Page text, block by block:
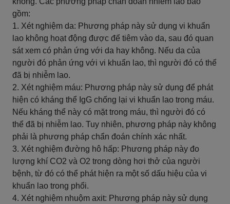
gồm:
1. Xét nghiệm da: Phương pháp này sử dụng vi khuẩn
lao không hoạt động được để tiêm vào da, sau đó quan
sát xem có phản ứng với da hay không. Nếu da của
người đó phản ứng với vi khuẩn lao, thì người đó có thể
đã bị nhiễm lao.
2. Xét nghiệm máu: Phương pháp này sử dụng để phát
hiện có kháng thể IgG chống lại vi khuẩn lao trong máu.
Nếu kháng thể này có mặt trong máu, thì người đó có
thể đã bị nhiễm lao. Tuy nhiên, phương pháp này không
phải là phương pháp chẩn đoán chính xác nhất.
3. Xét nghiệm đường hô hấp: Phương pháp này đo
lượng khí CO2 và O2 trong dòng hơi thở của người
bệnh, từ đó có thể phát hiện ra một số dấu hiệu của vi
khuẩn lao trong phổi.
4. Xét nghiệm nhuộm axit: Phương pháp này sử dụng